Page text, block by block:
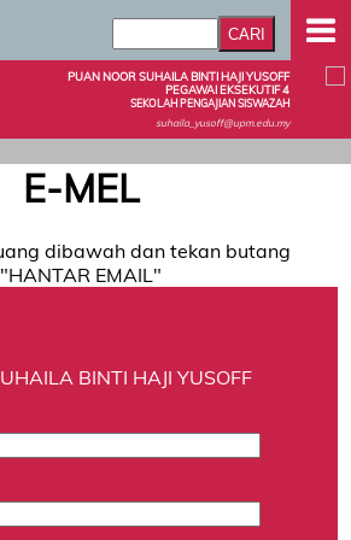
PUAN NOOR SUHAILA BINTI HAJI YUSOFF
PEGAWAI EKSEKUTIF 4
SEKOLAH PENGAJIAN SISWAZAH
suhaila_yusoff@upm.edu.my
E-MEL
dibawah dan tekan butang
"HANTAR EMAIL"
BINTI HAJI YUSOFF